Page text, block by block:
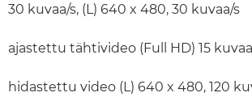
30 kuvaa/s, (L) 640 x 480, 30 kuvaa/s
ajastettu tähtivideo (Full HD) 15
hidastettu video (L) 640 x 480, 120